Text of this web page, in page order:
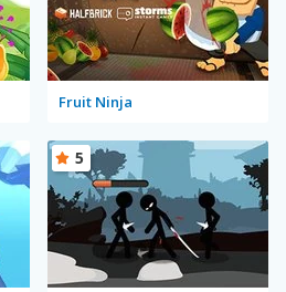
Fruit Ninja
5